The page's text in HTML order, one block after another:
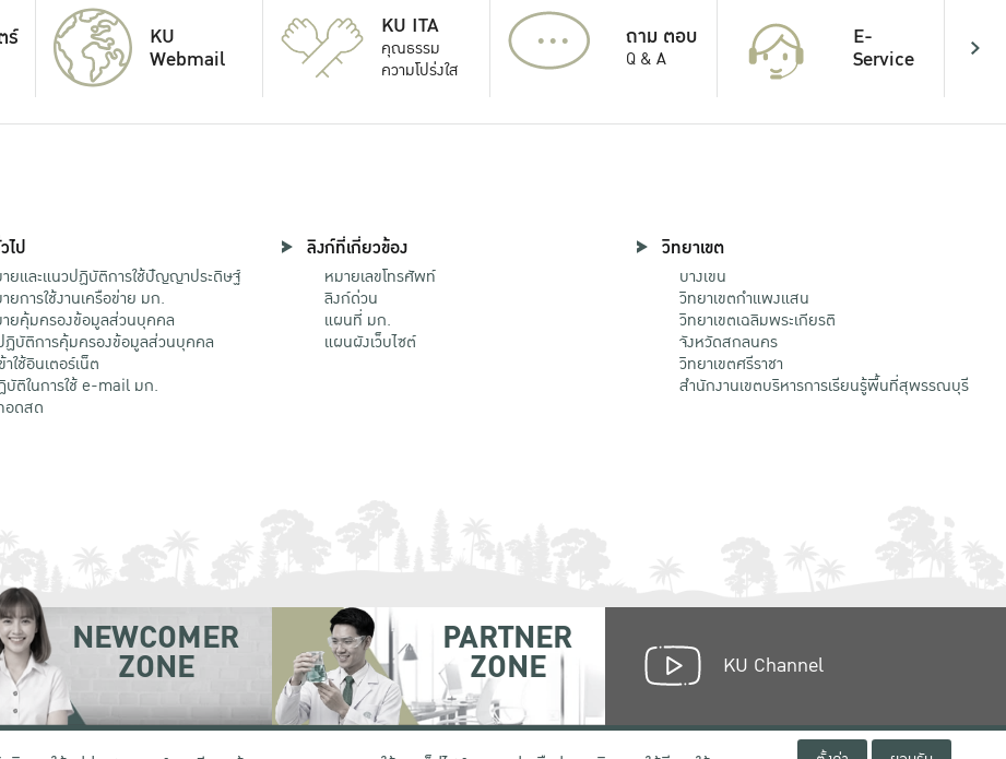
ร์ KU
Webmail
KU ITA
คุณธรรม
ความโปร่งใส
... ถาม ตอบ
Q & A
E-
Service
ไป
ายและแนวปฏิบัติการใช้ปัญญาประดิษฐ์
ยการใช้งานเครือข่าย มก.
ายคุ้มครองข้อมูลส่วนบุคคล
ฏิบัติการคุ้มครองข้อมูลส่วนบุคคล
าใช้อินเตอร์เน็ต
ติในการใช้ e-mail มก.
อดสด
ลิงก์ที่เกี่ยวข้อง
หมายเลขโทรศัพท์
ลิงก์ด่วน
แผนที่ มก.
แผนผังเว็บไซต์
วิทยาเขต
บางเขน
วิทยาเขตกําแพงแสน
วิทยาเขตเฉลิมพระเกียรติ
จังหวัดสกลนคร
วิทยาเขตศรีราชา
สำนักงานเขตบริหารการเรียนรู้พื้นที่สุพรรณบุรี
NEWCOMER
ZONE
PARTNER
ZONE KU Channel